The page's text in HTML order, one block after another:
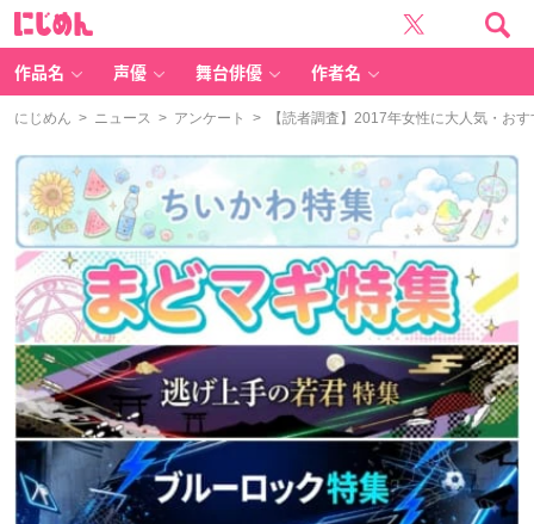
作品名 声優 舞台俳優 作者名
にじめん > ニュース > アンケート > 【読者調査】2017年女性に大人気・お